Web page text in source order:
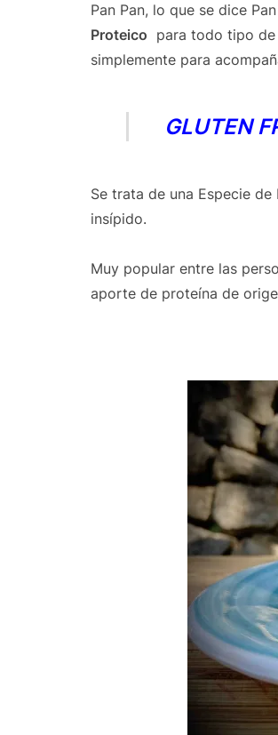
Pan Pan, lo que se dice
Proteico para todo tipo de
simplemente para
GLUTEN
Se trata de una Especie
insípido.
Muy popular entre las
aporte de proteína de